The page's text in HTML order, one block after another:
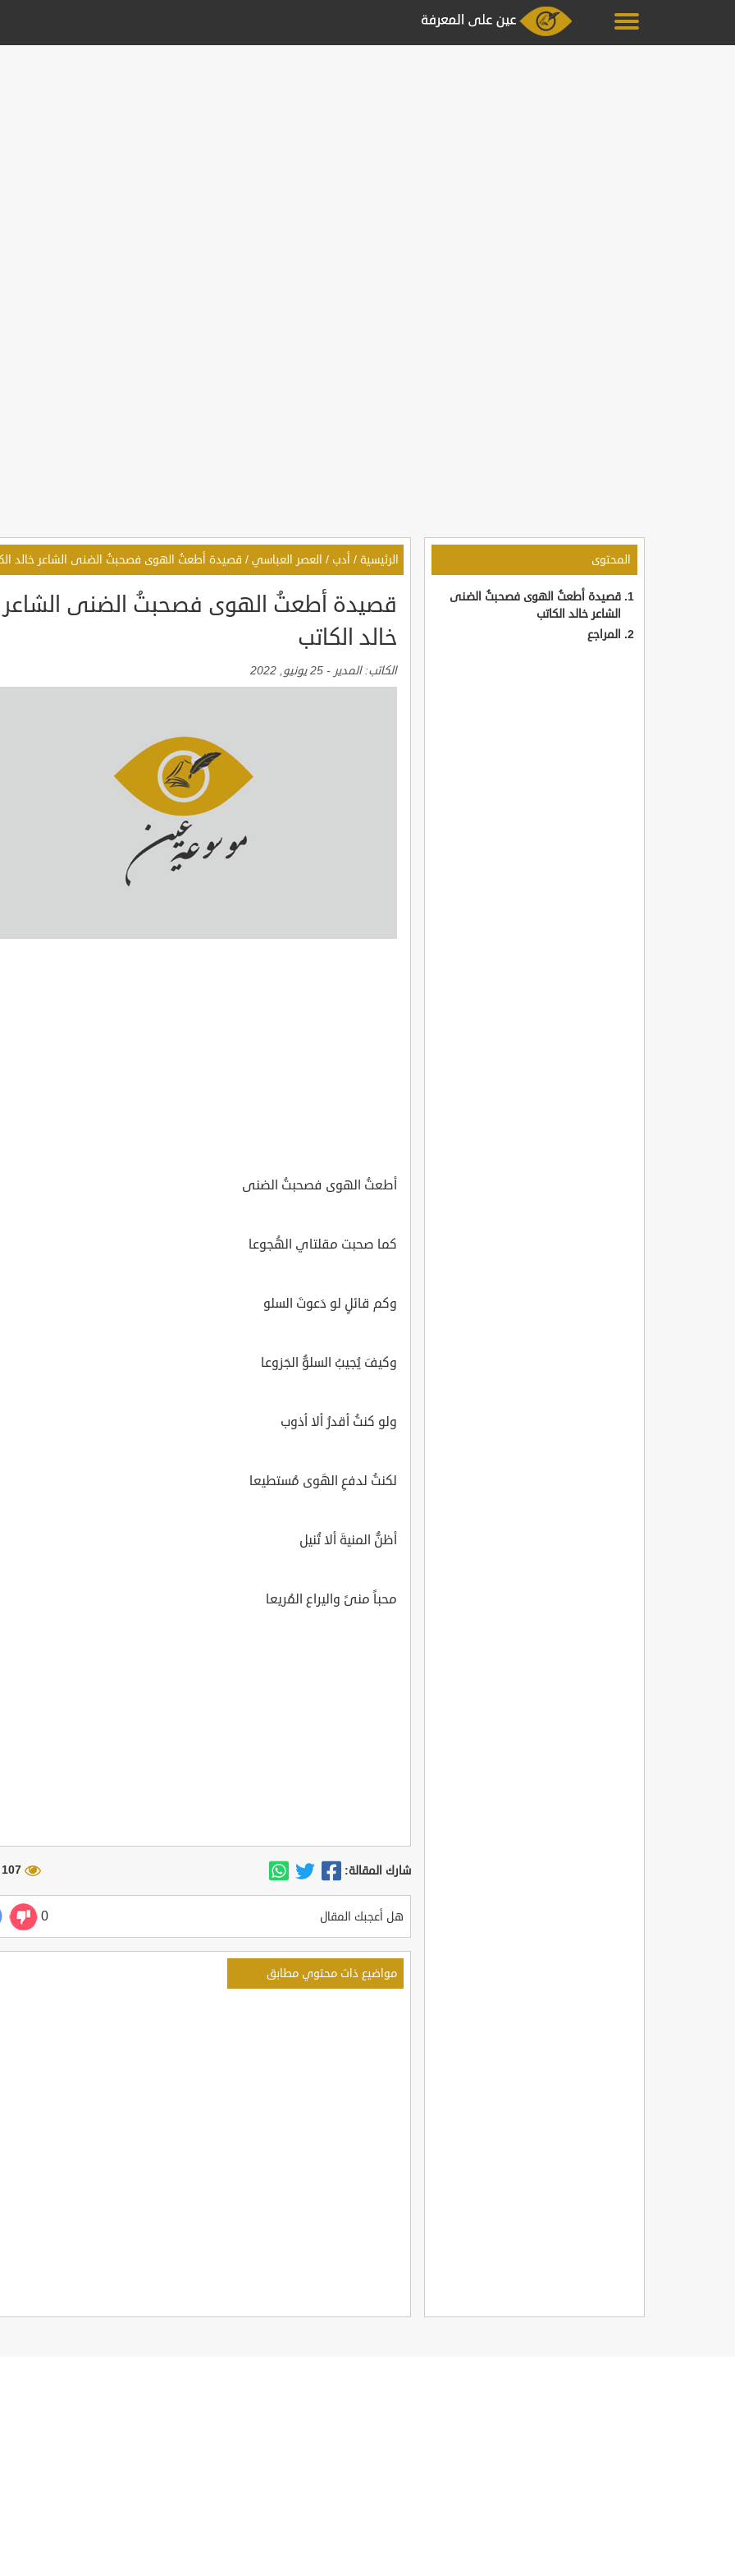
المحتوى
قصيدة أطعتُ الهوى فصحبتُ الضنى
الشاعر خالد الكاتب
المراجع
الرئيسية / أدب / العصر العباسي / قصيدة أطعتُ الهوى فصحبتُ الضنى الشاعر خالد
قصيدة أطعتُ الهوى فصحبتُ الضنى الشاعر
خالد الكاتب
الكاتب:المدير - 25 يونيو, 2022
أطعتُ الهوى فصحبتُ الضنى
كما صحبت مقلتاي الهُجوعا
وكم قائلٍ لو دَعوتَ السلو
وكيفَ يُجيبُ السلوُّ الجَزوعا
ولو كنتُ أقدرُ ألا أذوب
لكنتُ لدفعِ الهَوى مُستطيعا
أظنُّ المنيةَ ألا تُنيل
محباً منىً واليراع المُريعا
شارك المقالة: 107 مشاهدة
هل أعجبك المقال 0
مواضيع ذات محتوي مطابق